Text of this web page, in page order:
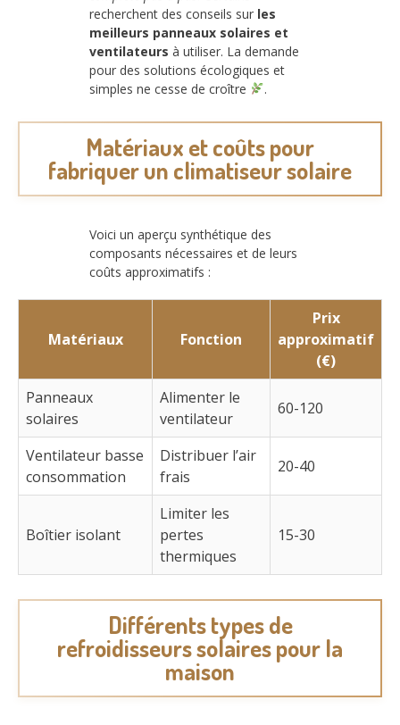
recherchent des conseils sur les
meilleurs panneaux solaires et
ventilateurs à utiliser. La demande
pour des solutions écologiques et
simples ne cesse de croître
.
Matériaux et coûts pour
fabriquer un climatiseur solaire
Voici un aperçu synthétique des
composants nécessaires et de leurs
coûts approximatifs :
Matériaux Fonction
Prix
approximatif
(€)
Panneaux
solaires
Alimenter le
ventilateur
60-120
Ventilateur basse
consommation
Distribuer l’air
frais
20-40
Boîtier isolant
Limiter les
pertes
thermiques
15-30
Différents types de
refroidisseurs solaires pour la
maison